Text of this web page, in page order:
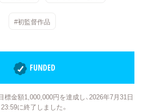
#初監督作品
FUNDED
標金額1,000,000円を達成し、2026年7月31日
23:59に終了しました。